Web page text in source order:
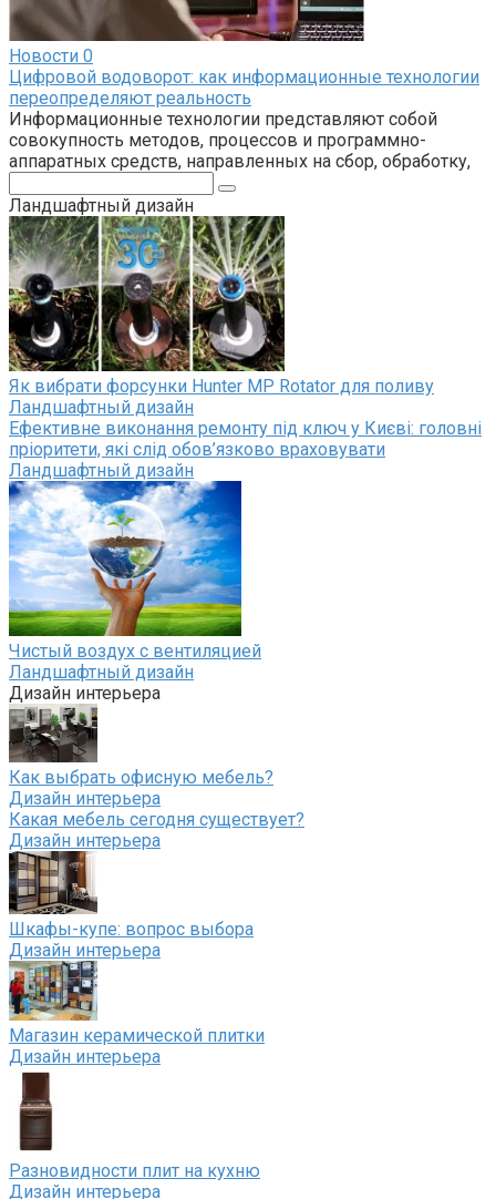
Новости 0
Цифровой водоворот: как информационные технологии
переопределяют реальность
Информационные технологии представляют собой
совокупность методов, процессов и программно-
аппаратных средств, направленных на сбор, обработку,
Ландшафтный дизайн
Як вибрати форсунки Hunter MP Rotator для поливу
Ландшафтный дизайн
Ефективне виконання ремонту під ключ у Києві: головні
пріоритети, які слід обов’язково враховувати
Ландшафтный дизайн
Чистый воздух с вентиляцией
Ландшафтный дизайн
Дизайн интерьера
Как выбрать офисную мебель?
Дизайн интерьера
Какая мебель сегодня существует?
Дизайн интерьера
Шкафы-купе: вопрос выбора
Дизайн интерьера
Магазин керамической плитки
Дизайн интерьера
Разновидности плит на кухню
Дизайн интерьера